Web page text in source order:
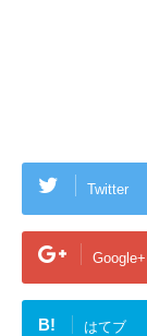
Twitter
Google+
B! はてブ